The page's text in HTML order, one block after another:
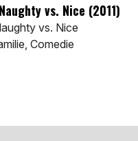
vs. Nice (2011)
vs. Nice
Comedie